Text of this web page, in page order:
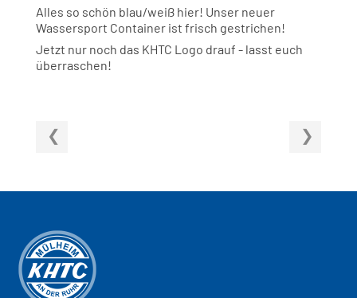
Alles so schön blau/weiß hier! Unser neuer
Wassersport Container ist frisch gestrichen!
Jetzt nur noch das KHTC Logo drauf - lasst euch
überraschen!